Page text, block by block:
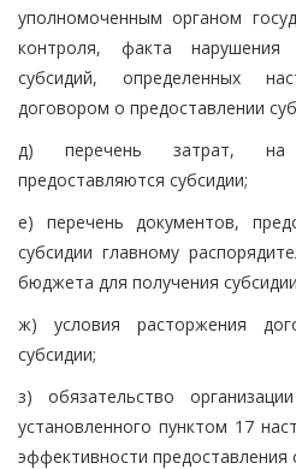
уполномоченным органом
контроля, факта нарушения
субсидий, определенных
договором о предоставлении
д) перечень затрат, на
предоставляются субсидии;
е) перечень документов,
субсидии главному
бюджета для получения
ж) условия расторжения
субсидии;
з) обязательство
установленного пунктом 17
эффективности предоставления